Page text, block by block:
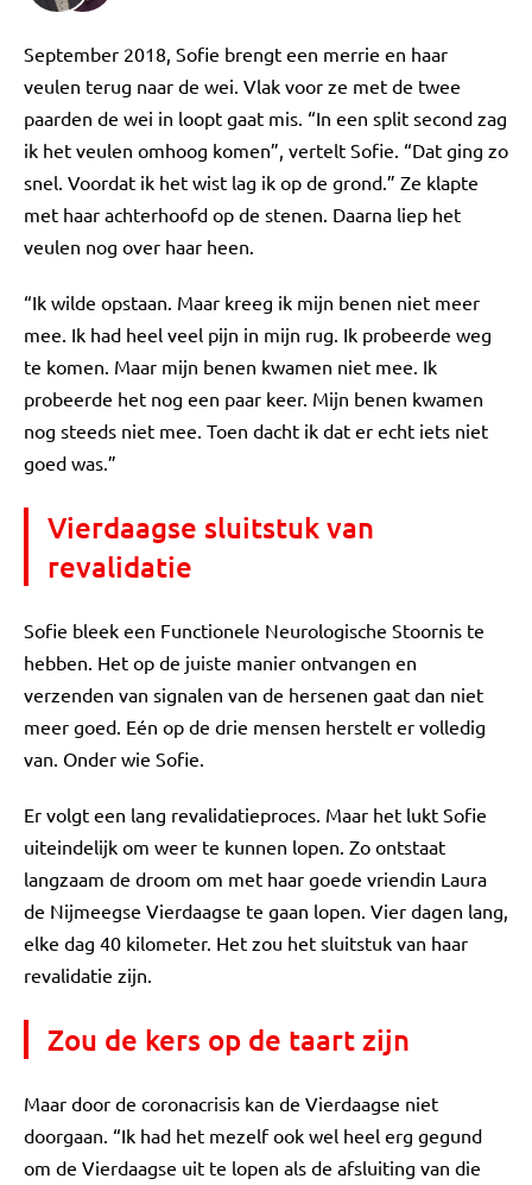
September 2018, Sofie brengt een merrie en haar
veulen terug naar de wei. Vlak voor ze met de twee
paarden de wei in loopt gaat mis. “In een split second zag
ik het veulen omhoog komen”, vertelt Sofie. “Dat ging zo
snel. Voordat ik het wist lag ik op de grond.” Ze klapte
met haar achterhoofd op de stenen. Daarna liep het
veulen nog over haar heen.
“Ik wilde opstaan. Maar kreeg ik mijn benen niet meer
mee. Ik had heel veel pijn in mijn rug. Ik probeerde weg
te komen. Maar mijn benen kwamen niet mee. Ik
probeerde het nog een paar keer. Mijn benen kwamen
nog steeds niet mee. Toen dacht ik dat er echt iets niet
goed was.”
Vierdaagse sluitstuk van
revalidatie
Sofie bleek een Functionele Neurologische Stoornis te
hebben. Het op de juiste manier ontvangen en
verzenden van signalen van de hersenen gaat dan niet
meer goed. Eén op de drie mensen herstelt er volledig
van. Onder wie Sofie.
Er volgt een lang revalidatieproces. Maar het lukt Sofie
uiteindelijk om weer te kunnen lopen. Zo ontstaat
langzaam de droom om met haar goede vriendin Laura
de Nijmeegse Vierdaagse te gaan lopen. Vier dagen lang,
elke dag 40 kilometer. Het zou het sluitstuk van haar
revalidatie zijn.
Zou de kers op de taart zijn
Maar door de coronacrisis kan de Vierdaagse niet
doorgaan. “Ik had het mezelf ook wel heel erg gegund
om de Vierdaagse uit te lopen als de afsluiting van die